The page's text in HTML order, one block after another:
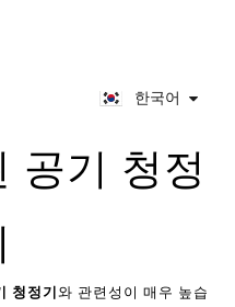
한국어
공기 청정
청정기와 관련성이 매우 높습